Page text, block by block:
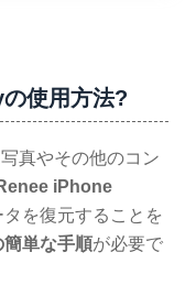
使用方法?
真やその他のコン
iPhone
を復元することを
簡単な手順が必要で